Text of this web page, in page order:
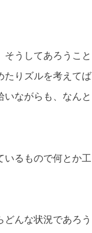
うしてあろうこと
たりズルを考えてば
ながらも、なんと
いるもので何とか工
んな状況であろう